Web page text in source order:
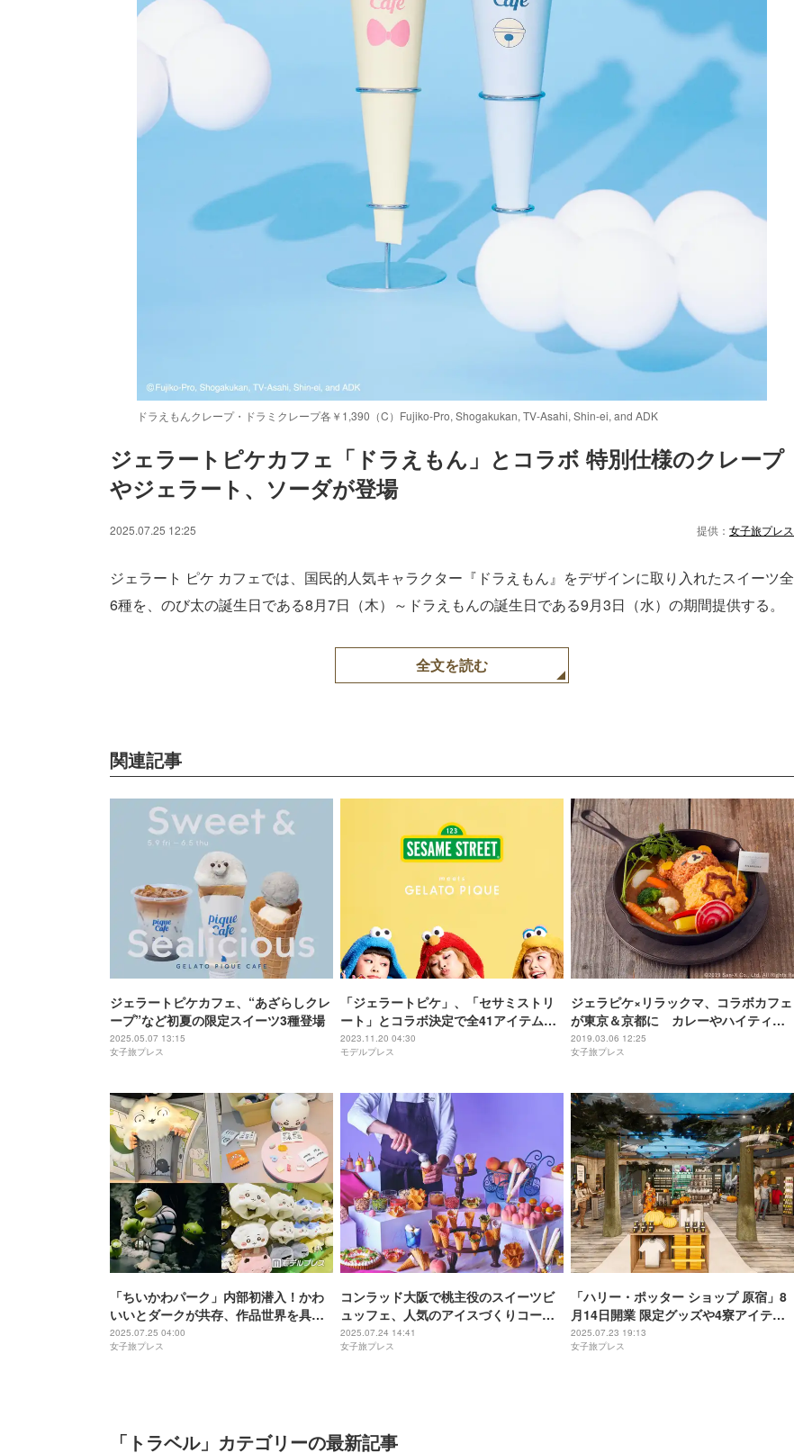
ドラえもんクレープ・ドラミクレープ各￥1,390（C）Fujiko-Pro, Shogakukan, TV-Asahi, Shin-ei, and ADK
ジェラートピケカフェ「ドラえもん」とコラボ 特別仕様のクレープ
やジェラート、ソーダが登場
2025.07.25 12:25 提供： 女子旅プレス
ジェラート ピケ カフェでは、国民的人気キャラクター『ドラえもん』をデザインに取り入れたスイーツ全
6種を、のび太の誕生日である8月7日（木）～ドラえもんの誕生日である9月3日（水）の期間提供する。
全文を読む
関連記事
ジェラートピケカフェ、“あざらしクレ
ープ”など初夏の限定スイーツ3種登場
2025.05.07 13:15
女子旅プレス
「ジェラートピケ」、「セサミストリ
ート」とコラボ決定で全41アイテム登
場 渡辺直美がキャラになりきる
2023.11.20 04:30
モデルプレス
ジェラピケ×リラックマ、コラボカフェ
が東京＆京都に カレーやハイティー
など11品
2019.03.06 12:25
女子旅プレス
「ちいかわパーク」内部初潜入！かわ
いいとダークが共存、作品世界を具現
化したファン必見の空間をレポ
2025.07.25 04:00
女子旅プレス
コンラッド大阪で桃主役のスイーツビ
ュッフェ、人気のアイスづくりコーナ
ーも設置
2025.07.24 14:41
女子旅プレス
「ハリー・ポッター ショップ 原宿」8
月14日開業 限定グッズや4寮アイテ
ム、バタービールバーも
2025.07.23 19:13
女子旅プレス
「トラベル」カテゴリーの最新記事